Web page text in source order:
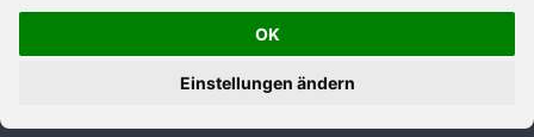
OK
Einstellungen ändern
SHOP POWERED BY